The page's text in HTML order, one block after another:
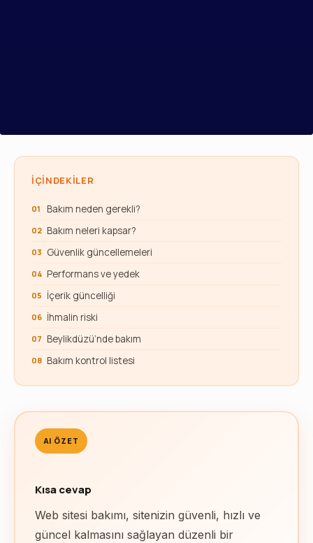
İÇINDEKILER
Bakım neden gerekli?
Bakım neleri kapsar?
Güvenlik güncellemeleri
Performans ve yedek
İçerik güncelliği
İhmalin riski
Beylikdüzü’nde bakım
Bakım kontrol listesi
AI ÖZET
Kısa cevap
Web sitesi bakımı, sitenizin güvenli, hızlı ve
güncel kalmasını sağlayan düzenli bir